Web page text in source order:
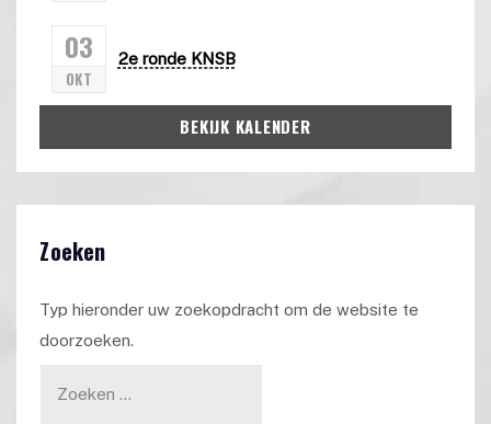
03
OKT
2e ronde KNSB
BEKIJK KALENDER
Zoeken
Typ hieronder uw zoekopdracht om de website te
doorzoeken.